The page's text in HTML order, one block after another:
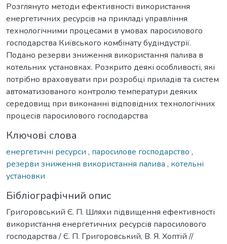
Розглянуто методи ефективності використання
енергетичних ресурсів на прикладі управління
технологічними процесами в умовах паросилового
господарства Київського комбінату будіндустрії.
Подано резерви зниження використання палива в
котельних установках. Розкрито деякі особливості, які
потрібно враховувати при розробці приладів та систем
автоматизованого контролю температури деяких
середовищ при виконанні відповідних технологічних
процесів паросилового господарства
Ключові слова
енергетичні ресурси , паросилове господарство ,
резерви зниження використання палива , котельні
установки
Бібліографічний опис
Григоровський Є. П. Шляхи підвищення ефективності
використання енергетичних ресурсів паросилового
господарства / Є. П. Григоровський, В. Я. Хоптій //